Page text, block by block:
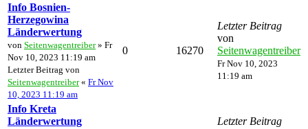
Info Bosnien-
Herzegowina
Länderwertung
von Seitenwagentreiber» Fr
Nov 10, 2023 11:19 am
Letzter Beitrag von
Seitenwagentreiber« Fr Nov
10, 2023 11:19 am
0 16270
Letzter Beitrag
von
Seitenwagentreiber
Fr Nov 10, 2023
11:19 am
Info Kreta
Länderwertung
Letzter Beitrag